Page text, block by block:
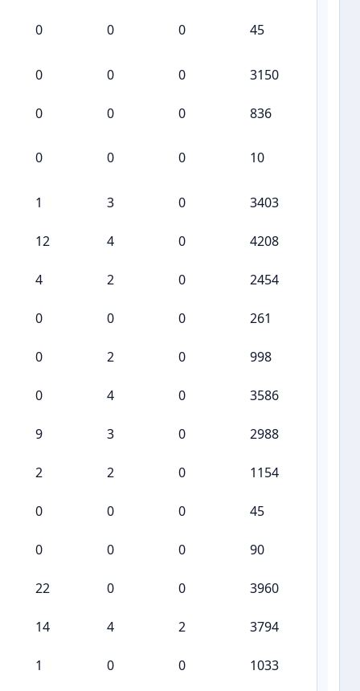
0 0 0 45
0 0 0 3150
0 0 0 836
0 0 0 10
1 3 0 3403
12 4 0 4208
4 2 0 2454
0 0 0 261
0 2 0 998
0 4 0 3586
9 3 0 2988
2 2 0 1154
0 0 0 45
0 0 0 90
22 0 0 3960
14 4 2 3794
1 0 0 1033